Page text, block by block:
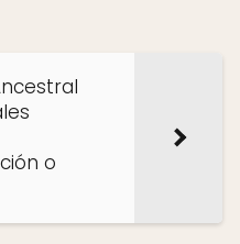
o